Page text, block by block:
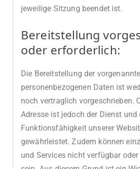
jeweilige Sitzung beendet ist.
Bereitstellung
oder erforderlich:
Die Bereitstellung der
personenbezogenen Daten ist
noch vertraglich vorgeschrieben.
Adresse ist jedoch der Dienst und
Funktionsfähigkeit unserer
gewährleistet. Zudem können
und Services nicht verfügbar